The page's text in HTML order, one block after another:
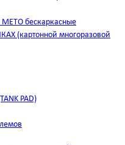
бескаркасные
(картонной многоразовой
PAD)